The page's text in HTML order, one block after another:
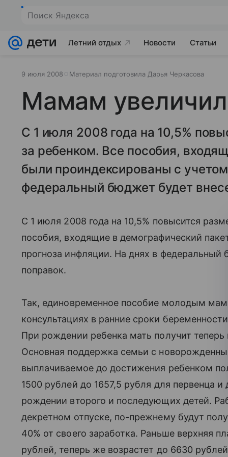
Поиск Яндекса
Летний отдых Новости Статьи
9 июля 2008 Материал подготовила Дарья Черкасова
Мамам
С 1 июля 2008 года на 10,5%
за ребенком. Все пособия,
были проиндексированы с
федеральный бюджет будет
С 1 июля 2008 года на 10,5% повысится
пособия, входящие в демографический
прогноза инфляции. На днях в федеральный
поправок.
Так, единовременное пособие молодым
консультациях в ранние сроки
При рождении ребенка мать получит
Основная поддержка семьи с
выплачиваемое до достижения ребенком
1500 рублей до 1657,5 рубля для первенца
рождении второго и последующих детей.
декретном отпуске, по-прежнему будут
40% от своего заработка. Раньше верхняя
рублей, теперь же возрастет до 6630